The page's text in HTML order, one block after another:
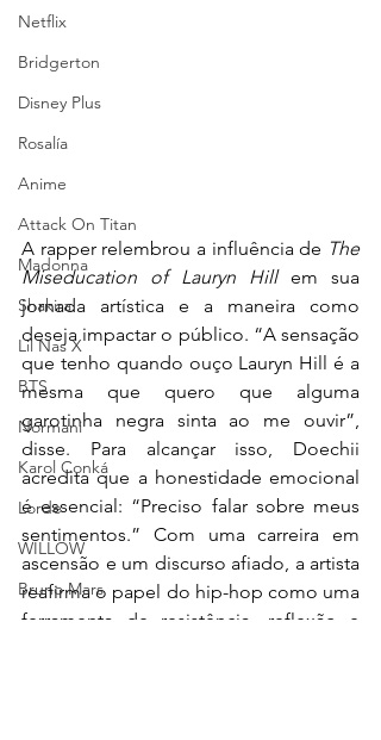
Netflix
Bridgerton
Disney Plus
Rosalía
Anime
Attack On Titan
Madonna
Shakira
Lil Nas X
BTS
Normani
Karol Conká
Lorde
WILLOW
Bruno Mars
A rapper relembrou a influência de The
Miseducation of Lauryn Hill em sua
jornada artística e a maneira como
deseja impactar o público. “A sensação
que tenho quando ouço Lauryn Hill é a
mesma que quero que alguma
garotinha negra sinta ao me ouvir”,
disse. Para alcançar isso, Doechii
acredita que a honestidade emocional
é essencial: “Preciso falar sobre meus
sentimentos.” Com uma carreira em
ascensão e um discurso afiado, a artista
reafirma o papel do hip-hop como uma
ferramenta de resistência, reflexão e